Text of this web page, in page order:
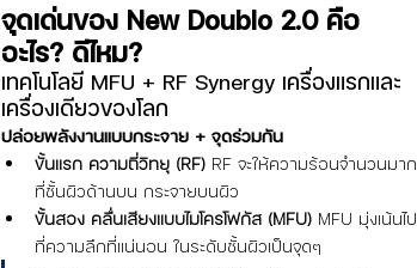
จุดเด่นของ New Doublo 2.0 คือ
อะไร? ดีไหม?
เทคโนโลยี MFU + RF Synergy เครื่องแรกและ
เครื่องเดียวของโลก
ปล่อยพลังงานแบบกระจาย + จุดร่วมกัน
ขั้นแรก ความถี่วิทยุ (RF) RF จะให้ความร้อนจำนวนมาก
ที่ชั้นผิวด้านบน กระจายบนผิว
ขั้นสอง คลื่นเสียงแบบไมโครโฟกัส (MFU) MFU มุ่งเน้นไป
ที่ความลึกที่แน่นอน ในระดับชั้นผิวเป็นจุดๆ